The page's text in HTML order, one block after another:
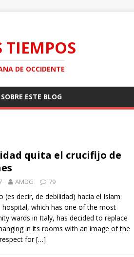
TIEMPOS
DE OCCIDENTE
SOBRE ESTE BLOG
quita el crucifijo de
AMDG 79
(es decir, de debilidad) hacia el Islam:
hospital, which has one of the most
wards in Italy, has decided to replace
in its rooms with an image of the
for[…]